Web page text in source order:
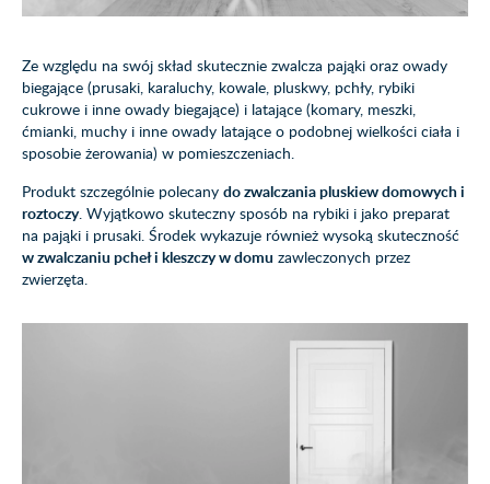
Ze względu na swój skład skutecznie zwalcza pająki oraz owady
biegające (prusaki, karaluchy, kowale, pluskwy, pchły, rybiki
cukrowe i inne owady biegające) i latające (komary, meszki,
ćmianki, muchy i inne owady latające o podobnej wielkości ciała i
sposobie żerowania) w pomieszczeniach.
Produkt szczególnie polecany do zwalczania pluskiew domowych i
roztoczy. Wyjątkowo skuteczny sposób na rybiki i jako preparat
na pająki i prusaki. Środek wykazuje również wysoką skuteczność
w zwalczaniu pcheł i kleszczy w domu zawleczonych przez
zwierzęta.